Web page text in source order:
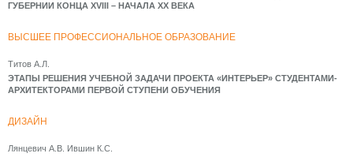
ГУБЕРНИИ КОНЦА XVIII – НАЧАЛА XX ВЕКА
ВЫСШЕЕ ПРОФЕССИОНАЛЬНОЕ ОБРАЗОВАНИЕ
Титов А.Л.
ЭТАПЫ РЕШЕНИЯ УЧЕБНОЙ ЗАДАЧИ ПРОЕКТА «ИНТЕРЬЕР» СТУДЕНТАМИ-
АРХИТЕКТОРАМИ ПЕРВОЙ СТУПЕНИ ОБУЧЕНИЯ
ДИЗАЙН
Лянцевич А.В. Ившин К.С.